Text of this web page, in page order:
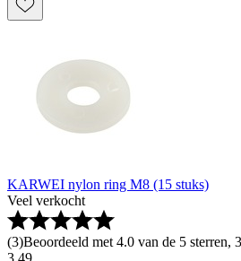
KARWEI nylon ring M8 (15 stuks)
Veel verkocht
(3)Beoordeeld met 4.0 van de 5 sterren,
3.49